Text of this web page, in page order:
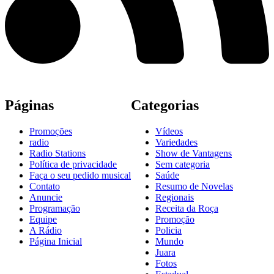
Páginas
Promoções
radio
Radio Stations
Política de privacidade
Faça o seu pedido musical
Contato
Anuncie
Programação
Equipe
A Rádio
Página Inicial
Categorias
Vídeos
Variedades
Show de Vantagens
Sem categoria
Saúde
Resumo de Novelas
Regionais
Receita da Roça
Promoção
Policia
Mundo
Juara
Fotos